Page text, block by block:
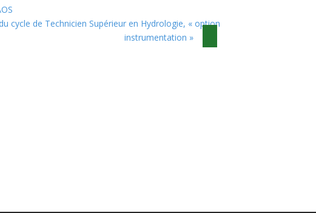
cycle de Technicien Supérieur en Hydrologie, « option
instrumentation »